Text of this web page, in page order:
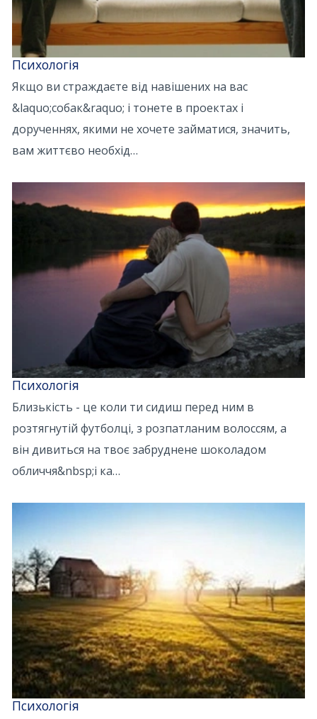
Психологія
Якщо ви страждаєте від навішених на вас
&laquo;собак&raquo; і тонете в проектах і
дорученнях, якими не хочете займатися, значить,
вам життєво необхід…
Психологія
Близькість - це коли ти сидиш перед ним в
розтягнутій футболці, з розпатланим волоссям, а
він дивиться на твоє забруднене шоколадом
обличчя&nbsp;і ка…
Психологія